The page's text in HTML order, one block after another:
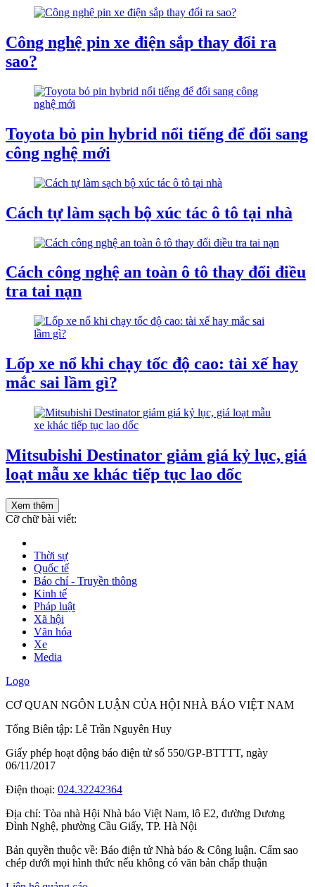
Công nghệ pin xe điện sắp thay đổi ra
sao?
Toyota bỏ pin hybrid nổi tiếng để đổi sang
công nghệ mới
Cách tự làm sạch bộ xúc tác ô tô tại nhà
Cách công nghệ an toàn ô tô thay đổi điều
tra tai nạn
Lốp xe nổ khi chạy tốc độ cao: tài xế hay
mắc sai lầm gì?
Mitsubishi Destinator giảm giá kỷ lục, giá
loạt mẫu xe khác tiếp tục lao dốc
Xem thêm
Cỡ chữ bài viết:
Thời sự
Quốc tế
Báo chí - Truyền thông
Kinh tế
Pháp luật
Xã hội
Văn hóa
Xe
Media
Logo
CƠ QUAN NGÔN LUẬN CỦA HỘI NHÀ BÁO VIỆT NAM
Tổng Biên tập: Lê Trần Nguyên Huy
Giấy phép hoạt động báo điện tử số 550/GP-BTTTT, ngày
06/11/2017
Điện thoại: 024.32242364
Địa chỉ: Tòa nhà Hội Nhà báo Việt Nam, lô E2, đường Dương
Đình Nghệ, phường Cầu Giấy, TP. Hà Nội
Bản quyền thuộc về: Báo điện tử Nhà báo & Công luận. Cấm sao
chép dưới mọi hình thức nếu không có văn bản chấp thuận